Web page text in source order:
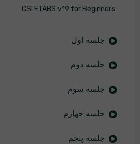
CSI ETABS v19 for Beginners
جلسه اول
جلسه دوم
جلسه سوم
جلسه چهارم
جلسه پنجم